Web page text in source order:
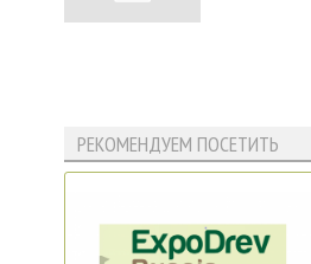
РЕКОМЕНДУЕМ ПОСЕТИТЬ